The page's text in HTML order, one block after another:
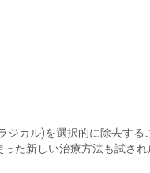
カル)を選択的に除去する
た新しい治療方法も試され